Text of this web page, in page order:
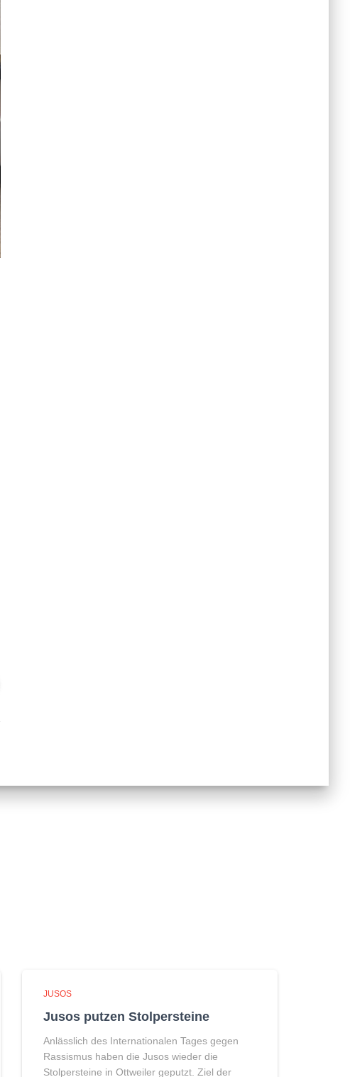
JUSOS
Jusos putzen Stolpersteine
Anlässlich des Internationalen Tages gegen
Rassismus haben die Jusos wieder die
Stolpersteine in Ottweiler geputzt. Ziel der